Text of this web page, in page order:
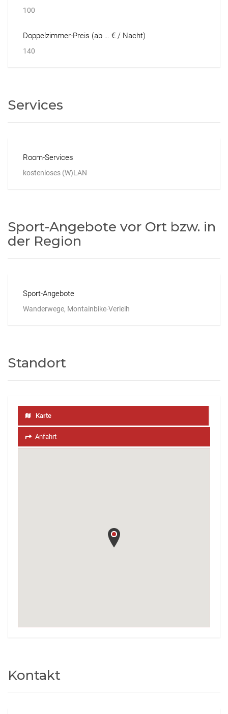
100
Doppelzimmer-Preis (ab … € / Nacht)
140
Services
Room-Services
kostenloses (W)LAN
Sport-Angebote vor Ort bzw. in
der Region
Sport-Angebote
Wanderwege, Montainbike-Verleih
Standort
Karte
Anfahrt
Kontakt